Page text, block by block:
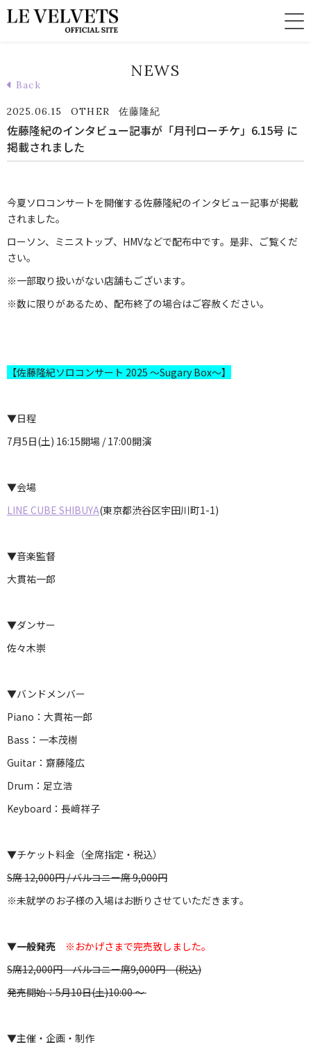
NEWS
Back
2025.06.15 OTHER 佐藤隆紀
佐藤隆紀のインタビュー記事が「月刊ローチケ」6.15号 に
掲載されました
今夏ソロコンサートを開催する佐藤隆紀のインタビュー記事が掲載
されました。
ローソン、ミニストップ、HMVなどで配布中です。是非、ご覧くだ
さい。
※一部取り扱いがない店舗もございます。
※数に限りがあるため、配布終了の場合はご容赦ください。
【佐藤隆紀ソロコンサート 2025 ～Sugary Box～】
▼日程
7月5日(土) 16:15開場 / 17:00開演
▼会場
LINE CUBE SHIBUYA(東京都渋谷区宇田川町1-1)
▼音楽監督
大貫祐一郎
▼ダンサー
佐々木崇
▼バンドメンバー
Piano：大貫祐一郎
Bass：一本茂樹
Guitar：齋藤隆広
Drum：足立浩
Keyboard：長﨑祥子
▼チケット料金（全席指定・税込）
S席 12,000円 / バルコニー席 9,000円
※未就学のお子様の入場はお断りさせていただきます。
▼一般発売 ※おかげさまで完売致しました。
S席12,000円 バルコニー席9,000円 (税込)
発売開始：5月10日(土)10:00 ～
▼主催・企画・制作